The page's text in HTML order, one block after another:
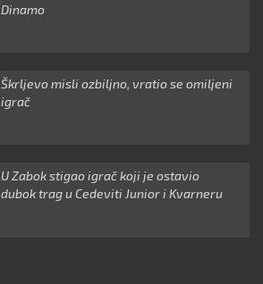
Dinamo
Škrljevo misli ozbiljno, vratio se omiljeni
igrač
U Zabok stigao igrač koji je ostavio
dubok trag u Cedeviti Junior i Kvarneru